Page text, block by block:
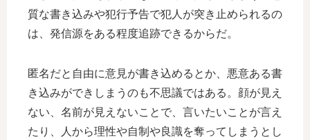
質な書き込みや犯行予告で犯人が突き止められるの
は、発信源をある程度追跡できるからだ。
匿名だと自由に意見が書き込めるとか、悪意ある書
き込みができしまうのも不思議ではある。顔が見え
ない、名前が見えないことで、言いたいことが言え
たり、人から理性や自制や良識を奪ってしまうとし